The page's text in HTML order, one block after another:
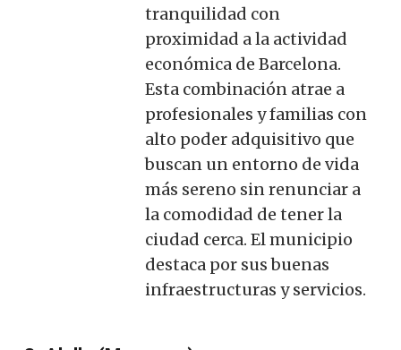
tranquilidad con
proximidad a la actividad
económica de Barcelona.
Esta combinación atrae a
profesionales y familias con
alto poder adquisitivo que
buscan un entorno de vida
más sereno sin renunciar a
la comodidad de tener la
ciudad cerca. El municipio
destaca por sus buenas
infraestructuras y servicios.